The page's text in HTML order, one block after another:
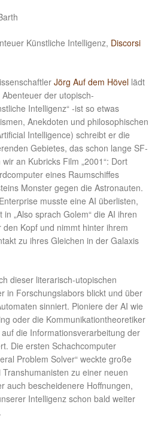
Künstliche Intelligenz, Discorsi
Jörg Auf dem Hövel lädt
der utopisch-
Intelligenz“ -ist so etwas
Anekdoten und philosophischen
Intelligence) schreibt er die
Gebietes, das schon lange SF-
an Kubricks Film „2001“: Dort
eines Raumschiffes
Monster gegen die Astronauten.
musste eine AI überlisten,
in „Also sprach Golem“ die AI ihren
Kopf und nimmt hinter ihrem
zu ihres Gleichen in der Galaxis
dieser literarisch-utopischen
in Forschungslabors blickt und über
sinniert. Pioniere der AI wie
oder die Kommunikationtheoretiker
die Informationsverarbeitung der
Die ersten Schachcomputer
Problem Solver“ weckte große
zu einer neuen
auch bescheidenere Hoffnungen,
Intelligenz schon bald weiter